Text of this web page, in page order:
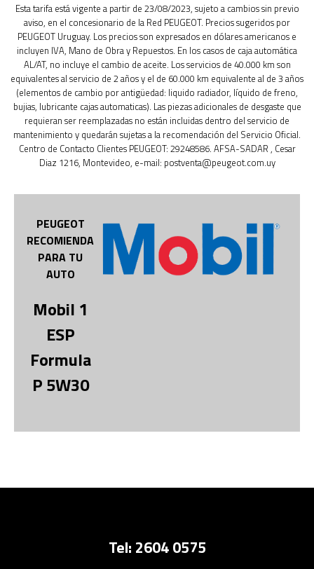
Esta tarifa está vigente a partir de 23/08/2023, sujeto a cambios sin previo
aviso, en el concesionario de la Red PEUGEOT. Precios sugeridos por
PEUGEOT Uruguay. Los precios son expresados en dólares americanos e
incluyen IVA, Mano de Obra y Repuestos. En los casos de caja automática
AL/AT, no incluye el cambio de aceite. Los servicios de 40.000 km son
equivalentes al servicio de 2 años y el de 60.000 km equivalente al de 3 años
(elementos de cambio por antigüedad: liquido radiador, líquido de freno,
bujias, lubricante cajas automaticas). Las piezas adicionales de desgaste que
requieran ser reemplazadas no están incluidas dentro del servicio de
mantenimiento y quedarán sujetas a la recomendación del Servicio Oficial.
Centro de Contacto Clientes PEUGEOT: 29248586. AFSA-SADAR , Cesar
Diaz 1216, Montevideo, e-mail: postventa@peugeot.com.uy
PEUGEOT
RECOMIENDA
PARA TU
AUTO
Mobil 1
ESP
Formula
P 5W30
Tel: 2604 0575